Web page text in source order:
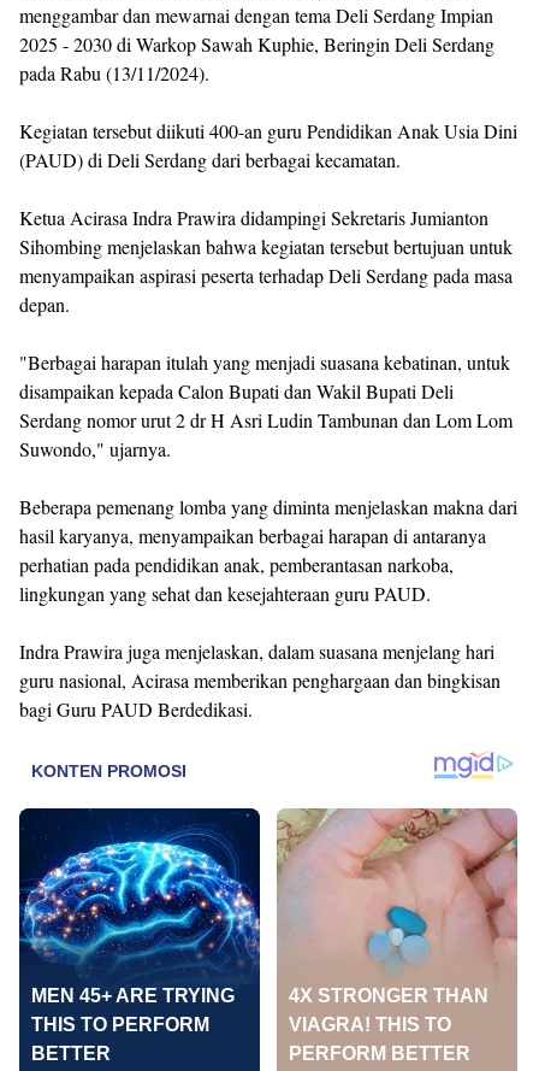
menggambar dan mewarnai dengan tema Deli Serdang Impian
2025 - 2030 di Warkop Sawah Kuphie, Beringin Deli Serdang
pada Rabu (13/11/2024).
Kegiatan tersebut diikuti 400-an guru Pendidikan Anak Usia Dini
(PAUD) di Deli Serdang dari berbagai kecamatan.
Ketua Acirasa Indra Prawira didampingi Sekretaris Jumianton
Sihombing menjelaskan bahwa kegiatan tersebut bertujuan untuk
menyampaikan aspirasi peserta terhadap Deli Serdang pada masa
depan.
"Berbagai harapan itulah yang menjadi suasana kebatinan, untuk
disampaikan kepada Calon Bupati dan Wakil Bupati Deli
Serdang nomor urut 2 dr H Asri Ludin Tambunan dan Lom Lom
Suwondo," ujarnya.
Beberapa pemenang lomba yang diminta menjelaskan makna dari
hasil karyanya, menyampaikan berbagai harapan di antaranya
perhatian pada pendidikan anak, pemberantasan narkoba,
lingkungan yang sehat dan kesejahteraan guru PAUD.
Indra Prawira juga menjelaskan, dalam suasana menjelang hari
guru nasional, Acirasa memberikan penghargaan dan bingkisan
bagi Guru PAUD Berdedikasi.